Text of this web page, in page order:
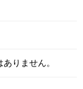
りません。